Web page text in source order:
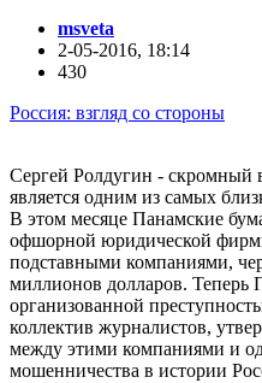
msveta
2-05-2016, 18:14
430
Россия: взгляд со стороны
Сергей Ролдугин - скромный
является одним из самых
В этом месяце Панамские
офшорной юридической
подставными компаниями,
миллионов долларов. Теперь
организованной
коллектив журналистов,
между этими компаниями и
мошенничества в истории